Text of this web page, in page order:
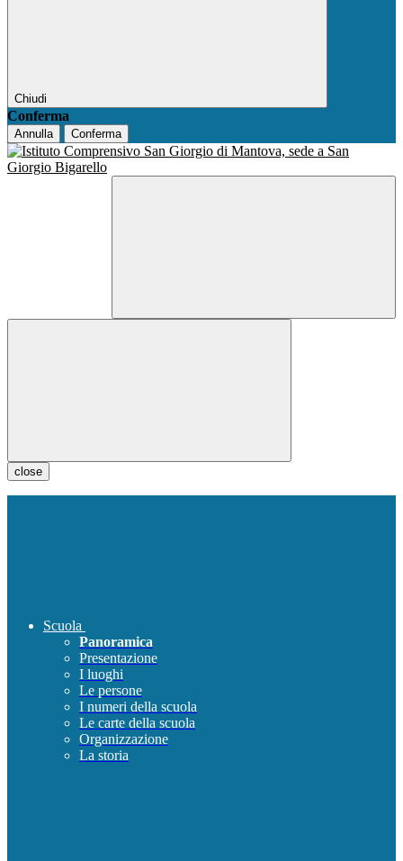
Chiudi
Conferma
Annulla Conferma
close
Scuola
Panoramica
Presentazione
I luoghi
Le persone
I numeri della scuola
Le carte della scuola
Organizzazione
La storia